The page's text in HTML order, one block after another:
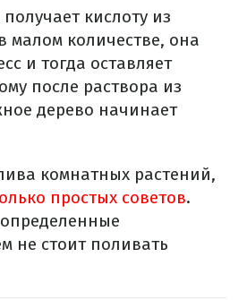
кислоту из
малом количестве, она
и тогда оставляет
после раствора из
дерево начинает
комнатных растений,
простых советов.
не стоит поливать